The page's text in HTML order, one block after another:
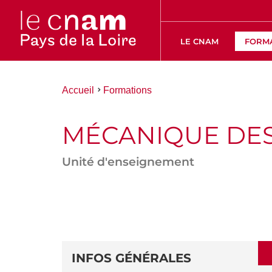
LE CNAM
Vous
Accueil Formations
MÉCANIQUE
Unité d'enseignement
DE
DÉTAILS
INFOS GÉNÉRALES